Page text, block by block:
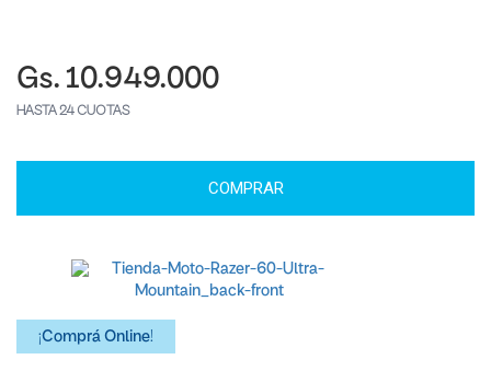
Gs. 10.949.000
HASTA 24 CUOTAS
COMPRAR
¡Comprá Online!